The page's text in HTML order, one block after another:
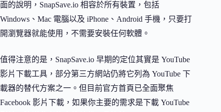
面的說明，SnapSave.io 相容於所有裝置，包括
Windows、Mac 電腦以及 iPhone、Android 手機，只要打
開瀏覽器就能使用，不需要安裝任何軟體。
值得注意的是，SnapSave.io 早期的定位其實是 YouTube
影片下載工具，部分第三方網站仍將它列為 YouTube 下
載器的替代方案之一。但目前官方首頁已全面聚焦
Facebook 影片下載，如果你主要的需求是下載 YouTube